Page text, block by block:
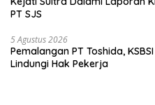
PT SJS
5 Agustus 2026
Pemalangan PT Toshida,
Lindungi Hak Pekerja